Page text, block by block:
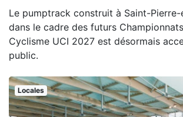
Le pumptrack construit à Saint-Pierre-
dans le cadre des futurs
Cyclisme UCI 2027 est désormais
public.
Locales